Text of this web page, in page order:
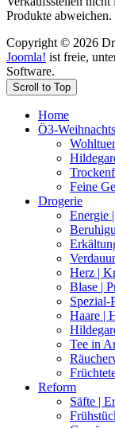
Produkte abweichen.
Copyright © 2026
Joomla! ist freie,
Software.
Scroll to Top
Home
Ö3-
Feine
Drogerie
Energie
Herz |
Blase |
Spezial-
Haare |
Tee in
Reform
Säfte |